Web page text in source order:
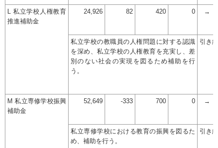
L 私立学校人権教育
推進補助金
24,926 82 420 0 →
私立学校の教職員の人権問題に対する認識
を深め、私立学校の人権教育を充実し、差
別のない社会の実現を図るため補助を行
う。
引き
M 私立専修学校振興
補助金
52,649 -333 700 0 →
私立専修学校における教育の振興を図るた
め、補助を行う。
引き